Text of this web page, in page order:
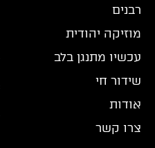
רבנים
מוזיקה יהודית
עכשיו מתנגן בלב
שידור חי
אודות
צרו קשר